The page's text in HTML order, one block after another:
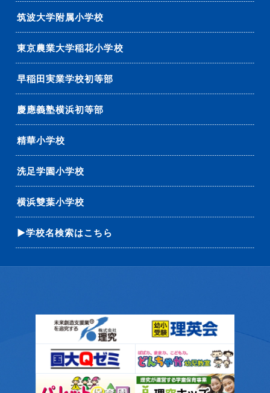
筑波大学附属小学校
東京農業大学稲花小学校
早稲田実業学校初等部
慶應義塾横浜初等部
精華小学校
洗足学園小学校
横浜雙葉小学校
▶学校名検索はこちら